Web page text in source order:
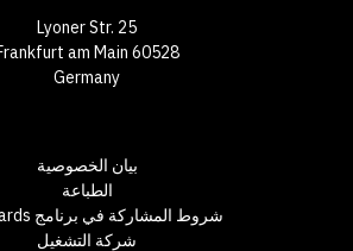
Lyoner Str. 25
60528 Frankfurt am Main
Germany
بيان الخصوصية
الطباعة
شروط المشاركة في برنامج H Rewards
شركة التشغيل